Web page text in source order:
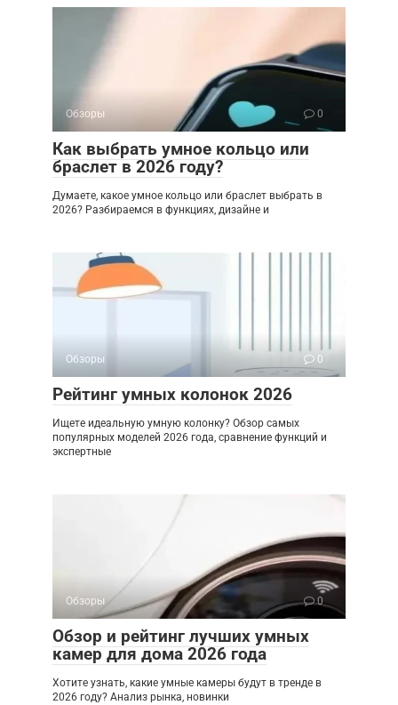
Обзоры 0
Как выбрать умное кольцо или
браслет в 2026 году?
Думаете, какое умное кольцо или браслет выбрать в
2026? Разбираемся в функциях, дизайне и
Обзоры 0
Рейтинг умных колонок 2026
Ищете идеальную умную колонку? Обзор самых
популярных моделей 2026 года, сравнение функций и
экспертные
Обзоры 0
Обзор и рейтинг лучших умных
камер для дома 2026 года
Хотите узнать, какие умные камеры будут в тренде в
2026 году? Анализ рынка, новинки